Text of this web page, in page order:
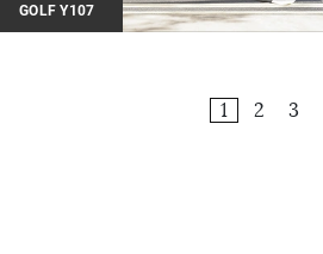
GOLF Y107
1 2 3